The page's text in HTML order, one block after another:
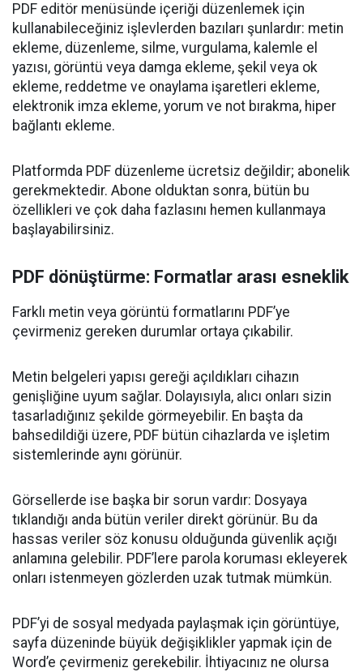
PDF editör menüsünde içeriği düzenlemek için
kullanabileceğiniz işlevlerden bazıları şunlardır: metin
ekleme, düzenleme, silme, vurgulama, kalemle el
yazısı, görüntü veya damga ekleme, şekil veya ok
ekleme, reddetme ve onaylama işaretleri ekleme,
elektronik imza ekleme, yorum ve not bırakma, hiper
bağlantı ekleme.
Platformda PDF düzenleme ücretsiz değildir; abonelik
gerekmektedir. Abone olduktan sonra, bütün bu
özellikleri ve çok daha fazlasını hemen kullanmaya
başlayabilirsiniz.
PDF dönüştürme: Formatlar arası esneklik
Farklı metin veya görüntü formatlarını PDF’ye
çevirmeniz gereken durumlar ortaya çıkabilir.
Metin belgeleri yapısı gereği açıldıkları cihazın
genişliğine uyum sağlar. Dolayısıyla, alıcı onları sizin
tasarladığınız şekilde görmeyebilir. En başta da
bahsedildiği üzere, PDF bütün cihazlarda ve işletim
sistemlerinde aynı görünür.
Görsellerde ise başka bir sorun vardır: Dosyaya
tıklandığı anda bütün veriler direkt görünür. Bu da
hassas veriler söz konusu olduğunda güvenlik açığı
anlamına gelebilir. PDF’lere parola koruması ekleyerek
onları istenmeyen gözlerden uzak tutmak mümkün.
PDF’yi de sosyal medyada paylaşmak için görüntüye,
sayfa düzeninde büyük değişiklikler yapmak için de
Word’e çevirmeniz gerekebilir. İhtiyacınız ne olursa